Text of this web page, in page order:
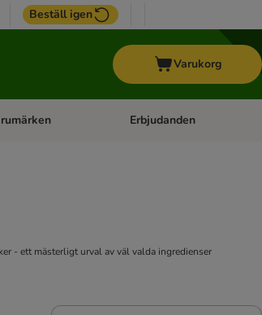
Beställ igen
Varukorg
category menu: VeterinärfoderOpen category menu:
Erbjudanden
- ett mästerligt urval av väl valda ingredienser